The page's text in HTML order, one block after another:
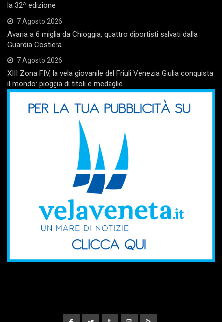
la 32ª edizione
7 Agosto 2026
Avaria a 6 miglia da Chioggia, quattro diportisti salvati dalla
Guardia Costiera
7 Agosto 2026
XIII Zona FIV, la vela giovanile del Friuli Venezia Giulia conquista
il mondo: pioggia di titoli e medaglie